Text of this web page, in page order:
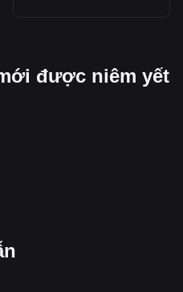
được niêm yết